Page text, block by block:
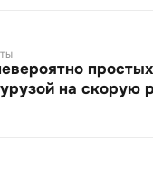
на скорую